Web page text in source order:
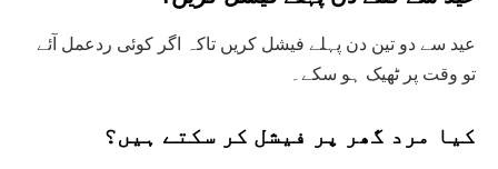
عید سے دو تین دن پہلے فیشل کریں تاکہ اگر کوئی ردعمل آئے
تو وقت پر ٹھیک ہو سکے۔
کیا مرد گھر پر فیشل کر سکتے ہیں؟